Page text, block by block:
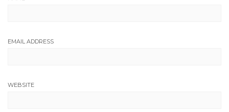
EMAIL ADDRESS
WEBSITE